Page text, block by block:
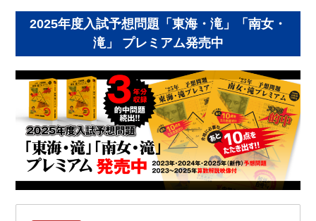
2025年度入試予想問題「東海・滝」「南女・
滝」 プレミアム発売中